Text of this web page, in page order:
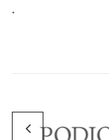
.